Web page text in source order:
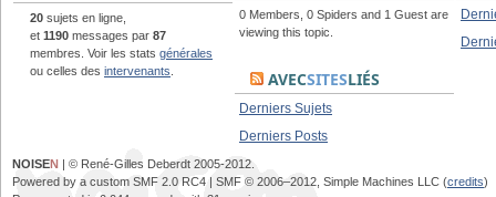
20 sujets en ligne,
et 1190 messages par 87
membres. Voir les stats générales
ou celles des intervenants
0 Members, 0 Spiders and 1 Guest are
viewing this topic.
AVECSITESLIÉS
Derniers Sujets
Derniers Posts
NOISEN | © René-Gilles Deberdt 2005-2012.
Powered by a custom SMF 2.0 RC4 | SMF © 2006–2012, Simple Machines LLC (credits)